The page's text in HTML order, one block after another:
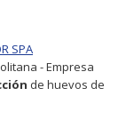
SPA
- Empresa
de huevos de